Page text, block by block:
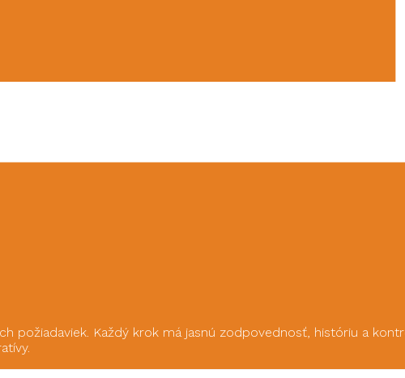
požiadaviek. Každý krok má jasnú zodpovednosť, históriu a